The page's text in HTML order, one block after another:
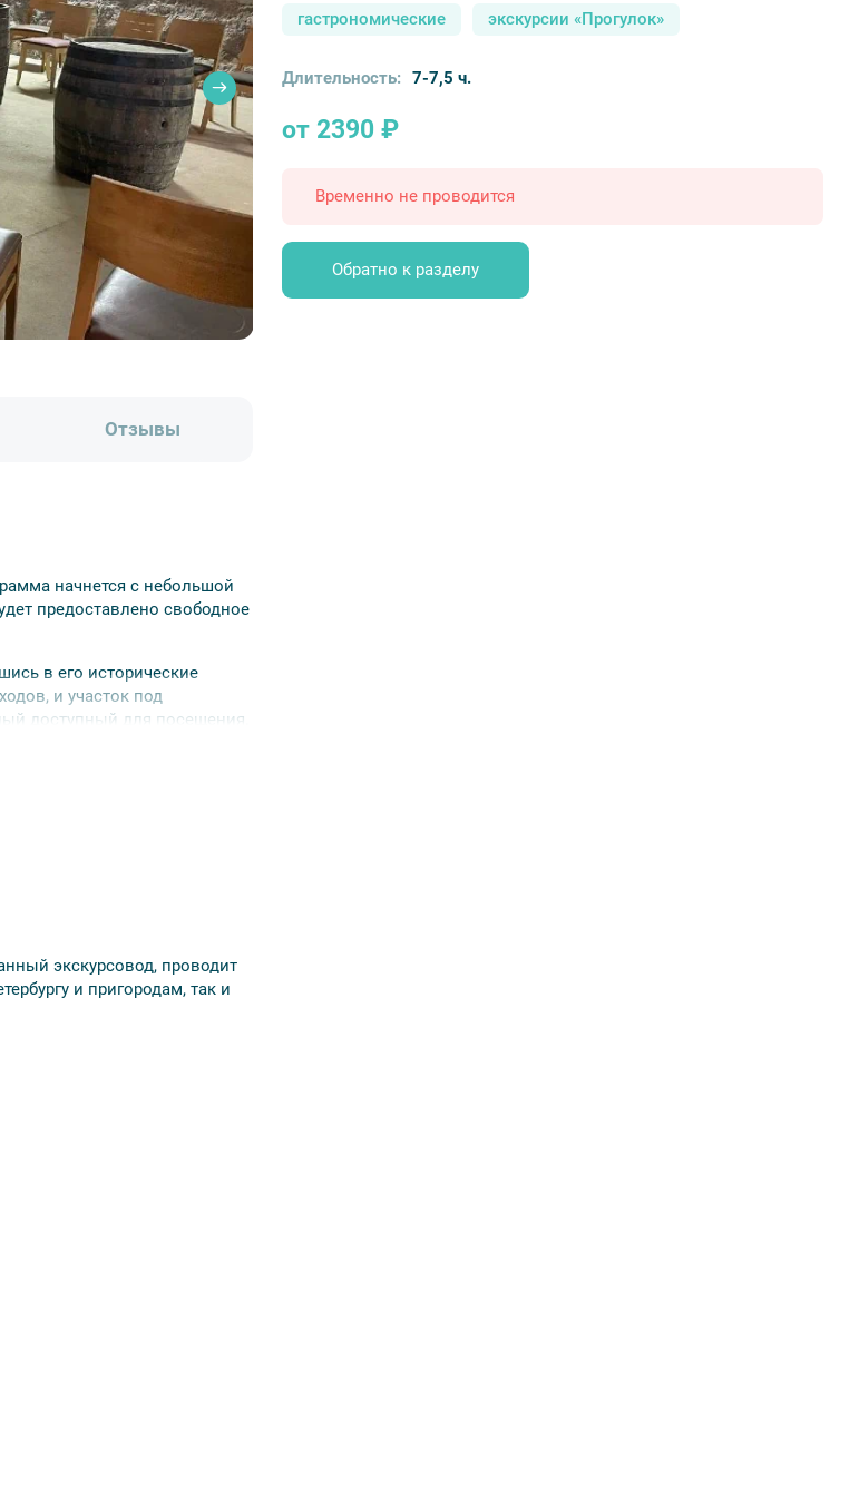
гастрономические экскурсии «Прогулок»
от 2390 ₽
Длительность: 7-7,5 ч.
Временно не проводится
Обратно к разделу
Отзывы
начнется с небольшой
предоставлено свободное
в его исторические
и участок под
доступный для посещения.
сооружением. Здесь
переходите
по ссылке
экскурсовод, проводит
и пригородам, так и